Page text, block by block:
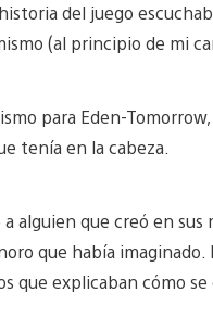
del juego
(al principio de mi
para Eden-
tenía en la cabeza.
alguien que creó en
que había
que explicaban cómo